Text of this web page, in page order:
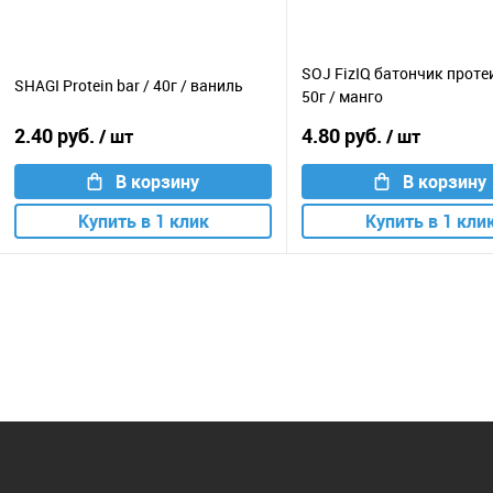
SHAGI Protein bar / 40г / ваниль
2.40 руб. / шт
В корзину
Купить в 1 клик
SOJ FizIQ батончик
50г / манго
4.80 руб. / шт
В корзину
Купить в 1